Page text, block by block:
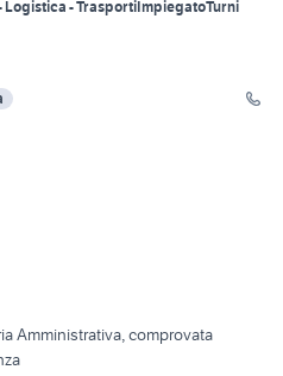
Logistica - TrasportiImpiegatoTurni
Amministrativa, comprovata